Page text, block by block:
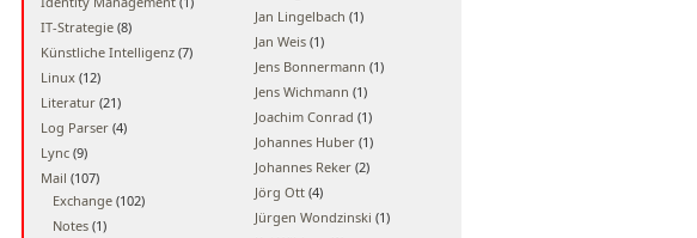
IT-Strategie (8)
Künstliche Intelligenz (7)
Linux (12)
Literatur (21)
Log Parser (4)
Lync (9)
Mail (107)
Exchange (102)
Notes (1)
Jan Lingelbach (1)
Jan Weis (1)
Jens Bonnermann (1)
Jens Wichmann (1)
Joachim Conrad (1)
Johannes Huber (1)
Johannes Reker (2)
Jörg Ott (4)
Jürgen Wondzinski (1)